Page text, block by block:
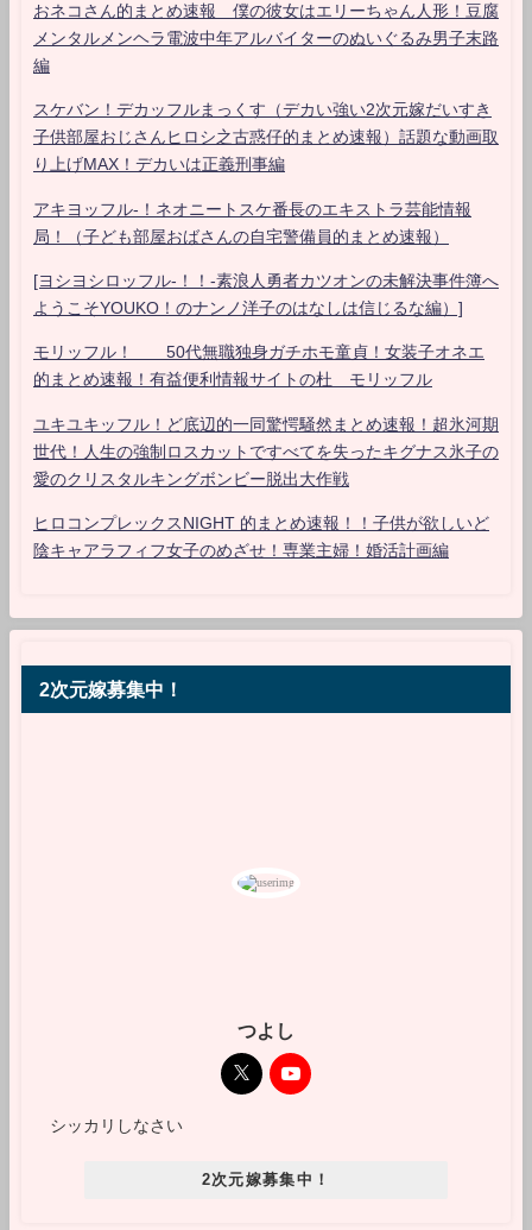
おネコさん的まとめ速報 僕の彼女はエリーちゃん人形！豆腐
メンタルメンヘラ電波中年アルバイターのぬいぐるみ男子末路
編
スケバン！デカッフルまっくす（デカい強い2次元嫁だいすき
子供部屋おじさんヒロシ之古惑仔的まとめ速報）話題な動画取
り上げMAX！デカいは正義刑事編
アキヨッフル-！ネオニートスケ番長のエキストラ芸能情報
局！（子ども部屋おばさんの自宅警備員的まとめ速報）
[ヨシヨシロッフル-！！-素浪人勇者カツオンの未解決事件簿へ
ようこそYOUKO！のナンノ洋子のはなしは信じるな編）]
モリッフル！ 50代無職独身ガチホモ童貞！女装子オネエ
的まとめ速報！有益便利情報サイトの杜 モリッフル
ユキユキッフル！ど底辺的一同驚愕騒然まとめ速報！超氷河期
世代！人生の強制ロスカットですべてを失ったキグナス氷子の
愛のクリスタルキングボンビー脱出大作戦
ヒロコンプレックスNIGHT 的まとめ速報！！子供が欲しいど
陰キャアラフィフ女子のめざせ！専業主婦！婚活計画編
2次元嫁募集中！
つよし
シッカリしなさい
2次元嫁募集中！